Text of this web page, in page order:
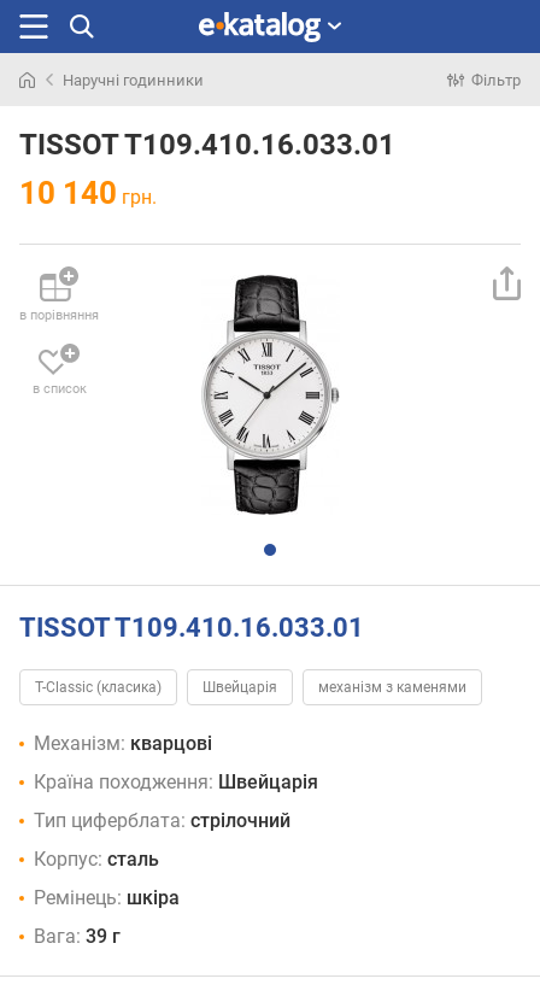
раніше
Наручні годинники Фільтр
TISSOT T109.410.16.033.01
10 140 грн.
в порівняння
в список
TISSOT T109.410.16.033.01
T-Classic (класика) Швейцарія механізм з каменями
Механізм: кварцові
Країна походження: Швейцарія
Тип циферблата: стрілочний
Корпус: сталь
Ремінець: шкіра
Вага: 39 г